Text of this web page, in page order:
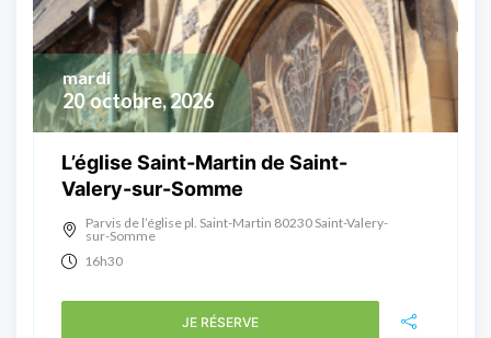
20 octobre, 2026
mardi
L’église Saint-Martin de Saint-
Valery-sur-Somme
Parvis de l’église pl. Saint-Martin 80230 Saint-Valery-
sur-Somme
16h30
JE RÉSERVE